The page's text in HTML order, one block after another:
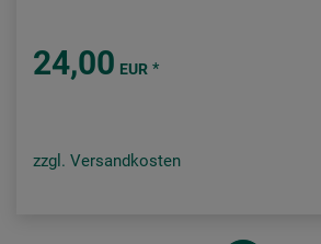
24,00 EUR *
zzgl. Versandkosten